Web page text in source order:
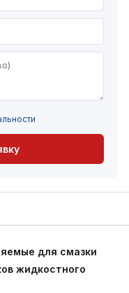
для смазки
жидкостного